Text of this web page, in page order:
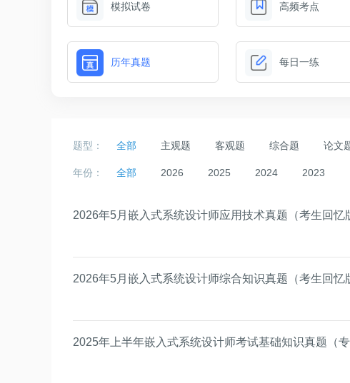
模拟试卷 高频考点
历年真题 每日一练
题型： 全部 主观题 客观题 综合题 论文
年份： 全部 2026 2025 2024 2023
2026年5月嵌入式系统设计师应用技术真题（考生回忆
2026年5月嵌入式系统设计师综合知识真题（考生回忆
2025年上半年嵌入式系统设计师考试基础知识真题（专